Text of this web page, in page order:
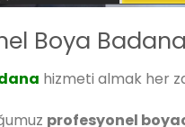
Boya
hizmeti almak her
profesyonel